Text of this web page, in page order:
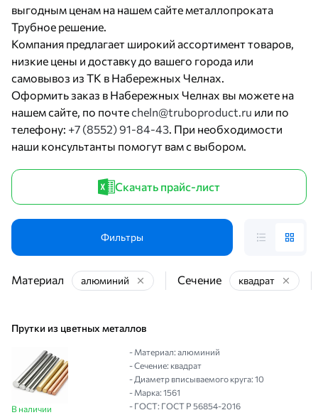
выгодным ценам на нашем сайте металлопроката
Трубное решение.
Компания предлагает широкий ассортимент товаров,
низкие цены и доставку до вашего города или
самовывоз из ТК в Набережных Челнах.
Оформить заказ в Набережных Челнах вы можете на
нашем сайте, по почтеcheln@truboproduct.ru или по
телефону: +7 (8552) 91-84-43. При необходимости
наши консультанты помогут вам с выбором.
Скачать прайс-лист
Фильтры
Материал алюминий Сечение квадрат
Прутки из цветных металлов
В наличии
- Материал: алюминий
- Сечение: квадрат
- Диаметр вписываемого круга: 10
- Марка: 1561
- ГОСТ: ГОСТ Р 56854-2016